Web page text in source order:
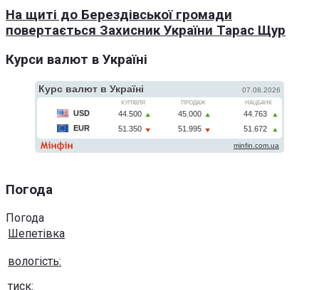
На щиті до Берездівської громади
повертається Захисник України Тарас Щур
Курси валют в Україні
Погода
Погода
Шепетівка
вологість:
тиск: